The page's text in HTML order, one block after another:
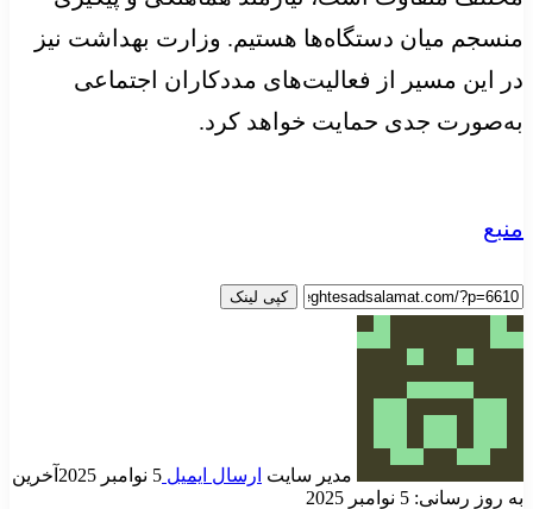
منسجم میان دستگاه‌ها هستیم. وزارت بهداشت نیز
در این مسیر از فعالیت‌های مددکاران اجتماعی
به‌صورت جدی حمایت خواهد کرد.
منبع
کپی لینک
مدیر سایت ارسال ایمیل 5 نوامبر 2025
آخرین
به روز رسانی: 5 نوامبر 2025